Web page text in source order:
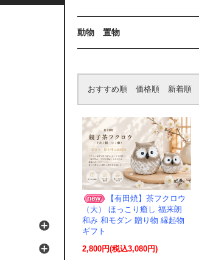
動物 置物
おすすめ順 価格順 新着順
【有田焼】茶フクロウ
（大） ほっこり癒し 福来朗
和み 和モダン 贈り物 縁起物
ギフト
2,800円(税込3,080円)